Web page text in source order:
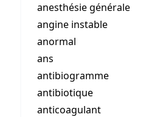
anesthésie générale
angine instable
anormal
ans
antibiogramme
antibiotique
anticoagulant